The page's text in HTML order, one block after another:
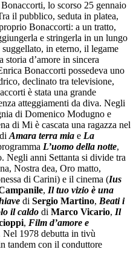
lo scorso 25 gennaio
il pubblico, seduta in platea,
Bonaccorti: a un tratto,
e stringerla in un lungo
in eterno, il legame
d’amore in sincera
Bonaccorti possedeva uno
declinato tra televisione,
è stata una grande
atteggiamenti da diva. Negli
di Domenico Modugno e
di Mi è cascata una ragazza nel
Amara terra mia e La
L’uomo della notte,
Negli anni Settanta si divide tra
Nostra dea, Oro matto,
di Carini) e il cinema (Ius
, Il tuo vizio è una
di Sergio Martino, Beati i
il caldo di Marco Vicario, Il
, Film d’amore e
Nel 1978 debutta in tivù
tandem con il conduttore